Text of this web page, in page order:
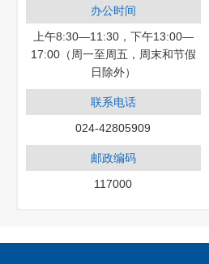
办公时间
上午8:30—11:30，下午13:00—
17:00（周一至周五，周末和节假
日除外）
联系电话
024-42805909
邮政编码
117000